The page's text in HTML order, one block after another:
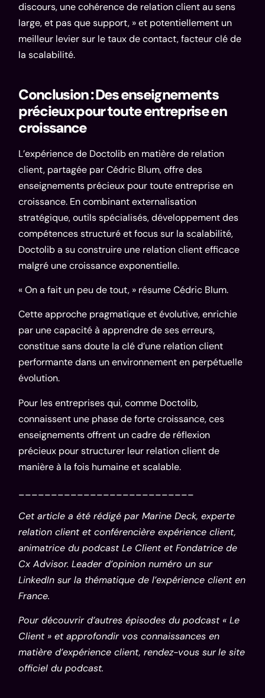
discours, une cohérence de relation client au sens
large, et pas que support, » et potentiellement un
meilleur levier sur le taux de contact, facteur clé de
la scalabilité.
Conclusion : Des enseignements
précieux pour toute entreprise en
croissance
L’expérience de Doctolib en matière de relation
client, partagée par Cédric Blum, offre des
enseignements précieux pour toute entreprise en
croissance. En combinant externalisation
stratégique, outils spécialisés, développement des
compétences structuré et focus sur la scalabilité,
Doctolib a su construire une relation client efficace
malgré une croissance exponentielle.
« On a fait un peu de tout, » résume Cédric Blum.
Cette approche pragmatique et évolutive, enrichie
par une capacité à apprendre de ses erreurs,
constitue sans doute la clé d’une relation client
performante dans un environnement en perpétuelle
évolution.
Pour les entreprises qui, comme Doctolib,
connaissent une phase de forte croissance, ces
enseignements offrent un cadre de réflexion
précieux pour structurer leur relation client de
manière à la fois humaine et scalable.
___________________________
Cet article a été rédigé parMarine Deck, experte
relation client et conférencière expérience client,
animatrice du podcast Le Client et Fondatrice de
Cx Advisor. Leader d’opinion numéro un sur
LinkedIn sur la thématique de l’expérience client en
France.
Pour découvrir d’autres épisodes du podcast « Le
Client » et approfondir vos connaissances en
matière d’expérience client, rendez-vous surle site
officiel du podcast.